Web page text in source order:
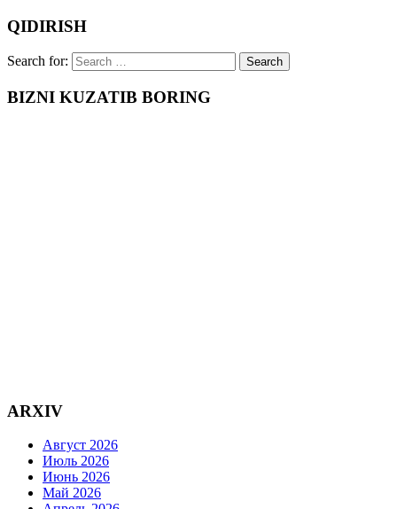
QIDIRISH
Search for:
BIZNI KUZATIB BORING
ARXIV
Август 2026
Июль 2026
Июнь 2026
Май 2026